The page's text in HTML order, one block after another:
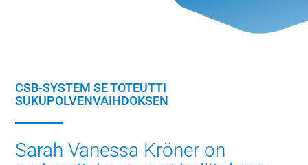
CSB-SYSTEM SE TOTEUTTI
SUKUPOLVENVAIHDOKSEN
Sarah Vanessa Kröner on